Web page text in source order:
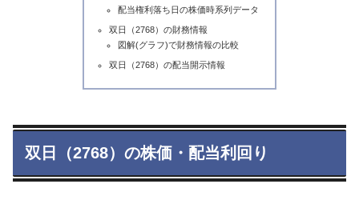
配当権利落ち日の株価時系列データ
双日（2768）の財務情報
図解(グラフ)で財務情報の比較
双日（2768）の配当開示情報
双日（2768）の株価・配当利回り